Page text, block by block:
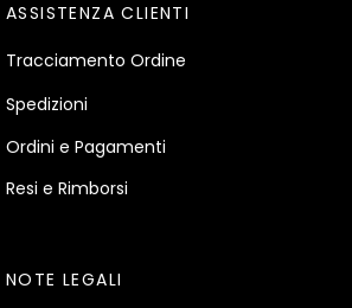
ASSISTENZA CLIENTI
Tracciamento Ordine
Spedizioni
Ordini e Pagamenti
Resi e Rimborsi
NOTE LEGALI